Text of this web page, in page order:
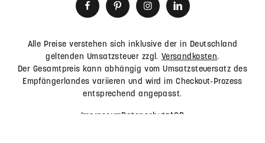
Alle Preise verstehen sich inklusive der in Deutschland
geltenden Umsatzsteuer zzgl. Versandkosten.
Der Gesamtpreis kann abhängig vom Umsatzsteuersatz des
Empfängerlandes variieren und wird im Checkout-Prozess
entsprechend angepasst.
ImpressumDatenschutzAGB